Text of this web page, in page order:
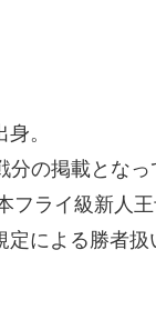
。
分の掲載とな
フライ級新人
による勝者扱